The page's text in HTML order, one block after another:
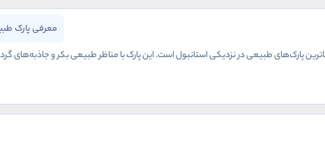
معرفی پارک
پارک‌های طبیعی در نزدیکی استانبول است. این پارک با مناظر طبیعی بکر و